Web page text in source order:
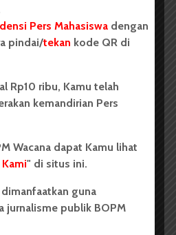
dan
Calon...
Pers Mahasiswa dengan
pindai/tekan kode QR di
Rp10 ribu, Kamu telah
kemandirian Pers
Wacana dapat Kamu lihat
" di situs ini.
guna
jurnalisme publik BOPM